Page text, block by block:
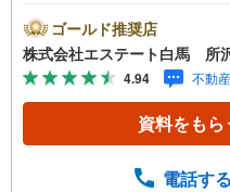
や学費等も含めてシ
件情報が豊富所沢市
おります。インター
おります。お客様の
3.自社グループでリ
ォーム、注文建築部
て、リフォームや注
ゴールド推奨店
株式会社エステート白馬 所
4.94 不動
資料をもら
電話する